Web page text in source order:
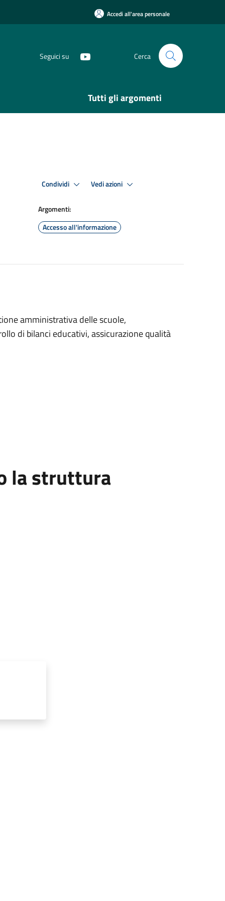
Accedi all'area personale
Seguici su Cerca
Tutti gli argomenti
Condividi Vedi azioni
Argomenti:
Accesso all'informazione
amministrativa delle scuole,
di bilanci educativi, assicurazione qualità
la struttura